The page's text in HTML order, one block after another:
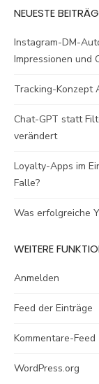
NEUESTE
Instagram-DM-
Impressionen und
Tracking-Konzept
Chat-GPT statt
verändert
Loyalty-Apps im
Falle?
Was erfolgreiche
WEITERE
Anmelden
Feed der Einträge
Kommentare-Feed
WordPress.org